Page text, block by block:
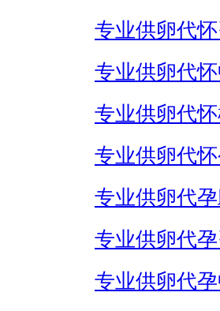
专业供卵代
专业供卵代
专业供卵代
专业供卵代怀
专业供卵代
专业供卵代
专业供卵代